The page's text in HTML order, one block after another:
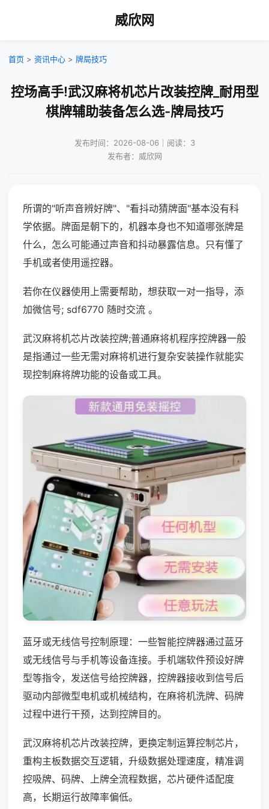
威欣网
首页 > 资讯中心 > 牌局技巧
控场高手!武汉麻将机芯片改装控牌_耐用型
棋牌辅助装备怎么选-牌局技巧
发布时间：2026-08-06｜阅读：3
发布者：威欣网
所谓的"听声音辨好牌"、"看抖动猜牌面"基本没有科
学依据。牌面是朝下的，机器本身也不知道哪张牌是
什么，怎么可能通过声音和抖动暴露信息。只有懂了
手机或者使用遥控器。
若你在仪器使用上需要帮助，想获取一对一指导，添
加微信号; sdf6770 随时交流 。
武汉麻将机芯片改装控牌;普通麻将机程序控牌器一般
是指通过一些无需对麻将机进行复杂安装操作就能实
现控制麻将牌功能的设备或工具。
蓝牙或无线信号控制原理：一些智能控牌器通过蓝牙
或无线信号与手机等设备连接。手机端软件预设好牌
型等指令，发送信号给控牌器，控牌器接收到信号后
驱动内部微型电机或机械结构，在麻将机洗牌、码牌
过程中进行干预，达到控牌目的。
武汉麻将机芯片改装控牌，更换定制运算控制芯片，
重构主板数据交互逻辑，升级数据处理速度，精准调
控吸牌、码牌、上牌全流程数据，芯片硬件适配度
高，长期运行故障率偏低。